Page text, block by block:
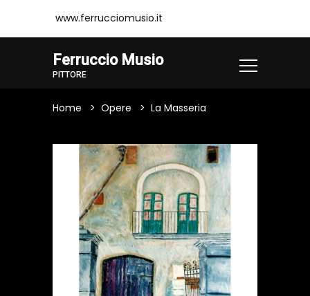
www.ferrucciomusio.it
Ferruccio Musio
PITTORE
Home Opere La Masseria